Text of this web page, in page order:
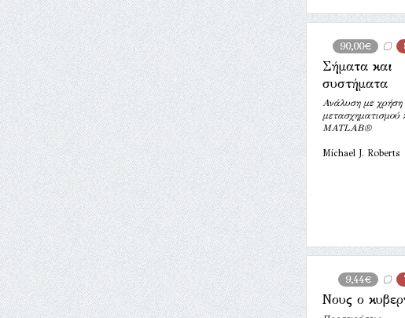
90,00€
Σήματα και
συστήματα
Ανάλυση με χρήση
μετασχηματισμού
MATLAB®
Michael J. Roberts
9,44€
Νους ο